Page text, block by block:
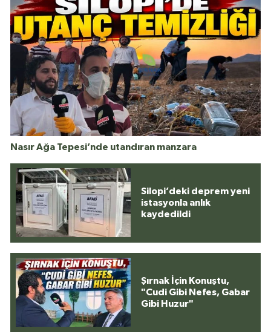
Nasır Ağa Tepesi’nde utandıran manzara
Silopi’deki deprem yeni
istasyonla anlık
kaydedildi
Şırnak İçin Konuştu,
"Cudi Gibi Nefes, Gabar
Gibi Huzur"